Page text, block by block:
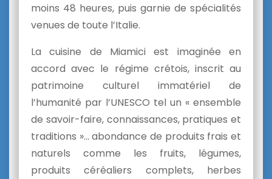
moins 48 heures, puis garnie de spécialités
venues de toute l’Italie.
La cuisine de Miamici est imaginée en
accord avec le régime crétois, inscrit au
patrimoine culturel immatériel de
l’humanité par l’UNESCO tel un « ensemble
de savoir-faire, connaissances, pratiques et
traditions »… abondance de produits frais et
naturels comme les fruits, légumes,
produits céréaliers complets, herbes